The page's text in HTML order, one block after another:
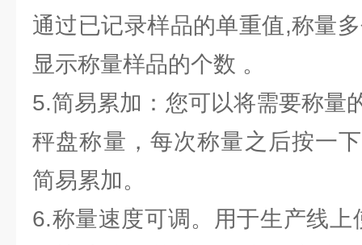
通过已记录样品的单重值,称量
显示称量样品的个数 。
5.简易累加：您可以将需要称量
秤盘称量，每次称量之后按一
简易累加。
6.称量速度可调。用于生产线